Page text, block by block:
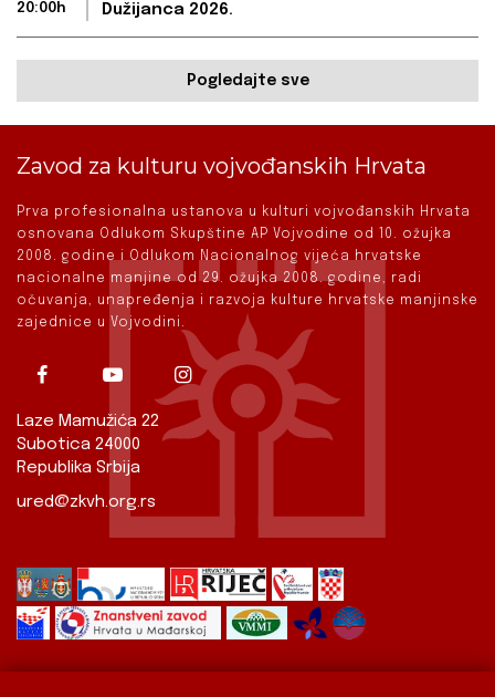
20:00h
Dužijanca 2026.
Pogledajte sve
Zavod za kulturu vojvođanskih Hrvata
Prva profesionalna ustanova u kulturi vojvođanskih Hrvata
osnovana Odlukom Skupštine AP Vojvodine od 10. ožujka
2008. godine i Odlukom Nacionalnog vijeća hrvatske
nacionalne manjine od 29. ožujka 2008. godine, radi
očuvanja, unapređenja i razvoja kulture hrvatske manjinske
zajednice u Vojvodini.
Laze Mamužića 22
Subotica 24000
Republika Srbija
ured@zkvh.org.rs